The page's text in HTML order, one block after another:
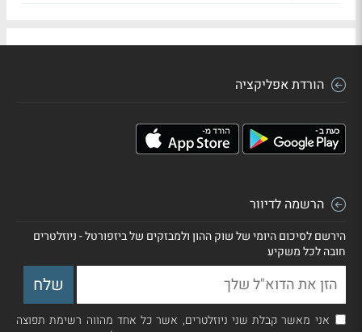
הורדת אפליקציה
הרשמה לדיוור
הירשם לסיכום היומי של שוק ההון ולמבזקים של ביזפורטל - ניוזלטרים
חובה לכל משקיע
אני מאשר קבלת שני ניוזלטרים, אשר כל אחד מהווה רשימת תפוצה